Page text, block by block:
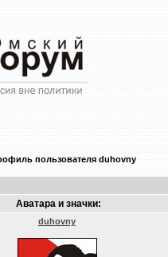
пользователя duhovny
Аватара и значки:
duhovny